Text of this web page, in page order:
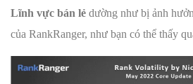
Lĩnh vực bán lẻ dường như bị ảnh
của RankRanger, như bạn có thể thấy